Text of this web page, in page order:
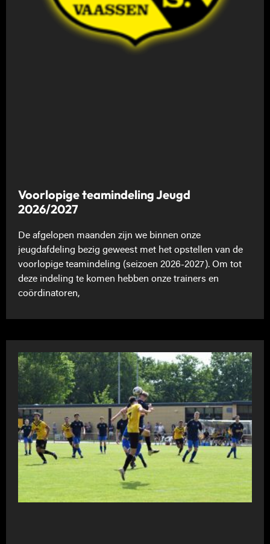
Voorlopige teamindeling Jeugd
2026/2027
De afgelopen maanden zijn we binnen onze
jeugdafdeling bezig geweest met het opstellen van de
voorlopige teamindeling (seizoen 2026-2027). Om tot
deze indeling te komen hebben onze trainers en
coördinatoren,